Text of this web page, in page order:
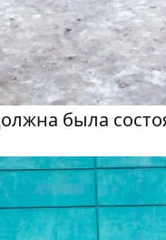
была